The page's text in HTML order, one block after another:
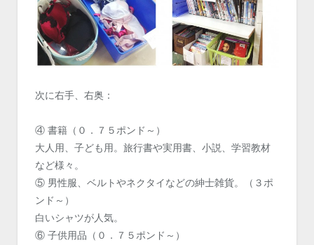
次に右手、右奥：
④ 書籍（０．７５ポンド～）
大人用、子ども用。旅行書や実用書、小説、学習教材
など様々。
⑤ 男性服、ベルトやネクタイなどの紳士雑貨。（３ポ
ンド～）
白いシャツが人気。
⑥ 子供用品（０．７５ポンド～）